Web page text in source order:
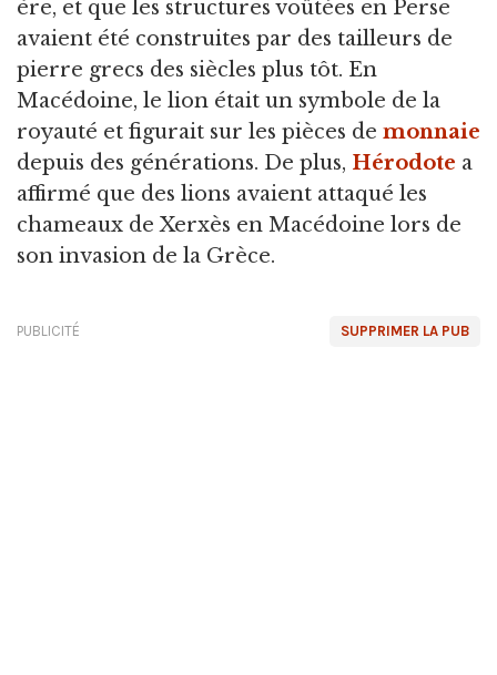
ère, et que les structures voûtées en Perse
avaient été construites par des tailleurs de
pierre grecs des siècles plus tôt. En
Macédoine, le lion était un symbole de la
royauté et figurait sur les pièces de monnaie
depuis des générations. De plus, Hérodote a
affirmé que des lions avaient attaqué les
chameaux de Xerxès en Macédoine lors de
son invasion de la Grèce.
SUPPRIMER LA PUB
PUBLICITÉ